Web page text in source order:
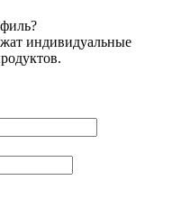
индивидуальные